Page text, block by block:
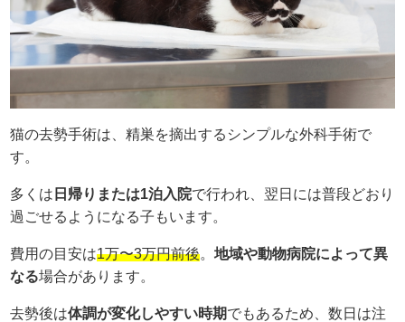
猫の去勢手術は、精巣を摘出するシンプルな外科手術で
す。
多くは 日帰りまたは1泊入院で行われ、翌日には普段どおり
過ごせるようになる子もいます。
費用の目安は1万〜3万円前後。地域や動物病院によって異
なる場合があります。
去勢後は体調が変化しやすい時期でもあるため、数日は注